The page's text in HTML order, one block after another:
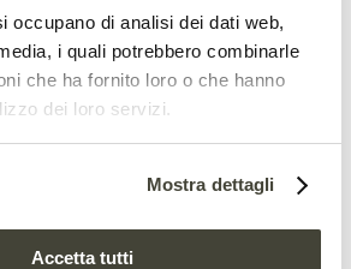
occupano di analisi dei dati web,
i quali potrebbero combinarle
che ha fornito loro o che hanno
dei loro servizi.
Mostra dettagli
Accetta tutti
da azoto e lo
In questo contesto ad